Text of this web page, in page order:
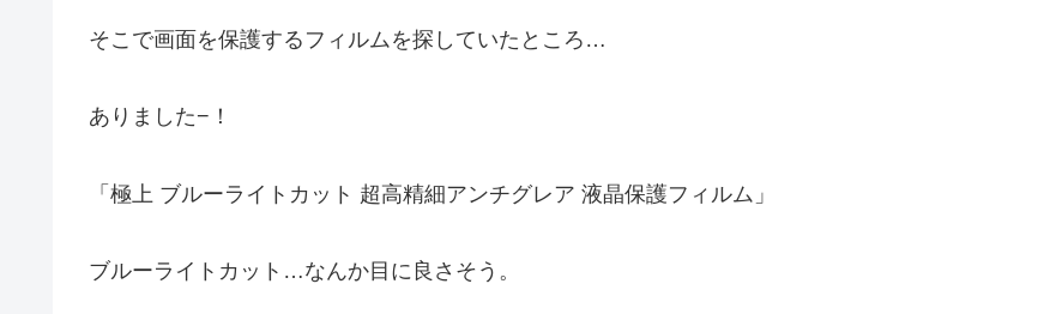
そこで画面を保護するフィルムを探していたところ…
ありました−！
「極上 ブルーライトカット 超高精細アンチグレア 液晶保護フィルム」
ブルーライトカット…なんか目に良さそう。